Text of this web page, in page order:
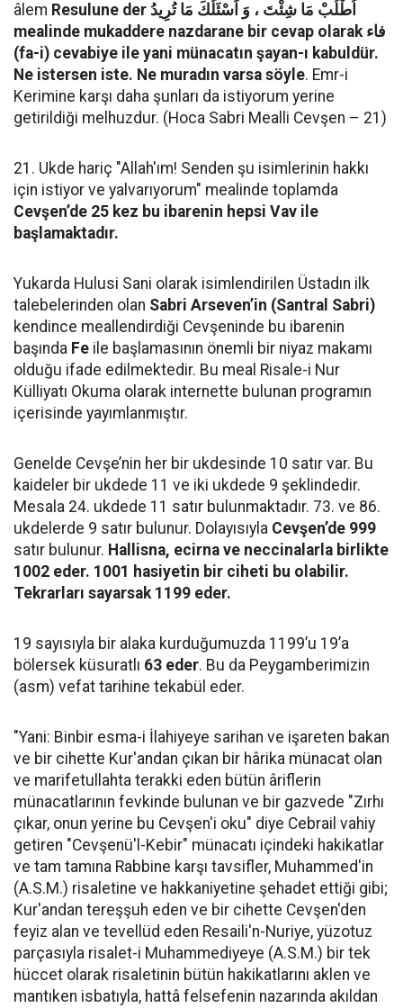
âlem Resulune der اُطْلُبْ مَا شِئْتَ ، وَ اَسْئَلُكَ مَا تُرِيدُ
mealinde mukaddere nazdarane bir cevap olarak فاء
(fa-i) cevabiye ile yani münacatın şayan-ı kabuldür.
Ne istersen iste. Ne muradın varsa söyle. Emr-i
Kerimine karşı daha şunları da istiyorum yerine
getirildiği melhuzdur. (Hoca Sabri Mealli Cevşen – 21)
21. Ukde hariç "Allah'ım! Senden şu isimlerinin hakkı
için istiyor ve yalvarıyorum" mealinde toplamda
Cevşen’de 25 kez bu ibarenin hepsi Vav ile
başlamaktadır.
Yukarda Hulusi Sani olarak isimlendirilen Üstadın ilk
talebelerinden olan Sabri Arseven’in (Santral Sabri)
kendince meallendirdiği Cevşeninde bu ibarenin
başında Fe ile başlamasının önemli bir niyaz makamı
olduğu ifade edilmektedir. Bu meal Risale-i Nur
Külliyatı Okuma olarak internette bulunan programın
içerisinde yayımlanmıştır.
Genelde Cevşe’nin her bir ukdesinde 10 satır var. Bu
kaideler bir ukdede 11 ve iki ukdede 9 şeklindedir.
Mesala 24. ukdede 11 satır bulunmaktadır. 73. ve 86.
ukdelerde 9 satır bulunur. Dolayısıyla Cevşen’de 999
satır bulunur. Hallisna, ecirna ve neccinalarla birlikte
1002 eder. 1001 hasiyetin bir ciheti bu olabilir.
Tekrarları sayarsak 1199 eder.
19 sayısıyla bir alaka kurduğumuzda 1199’u 19’a
bölersek küsuratlı 63 eder. Bu da Peygamberimizin
(asm) vefat tarihine tekabül eder.
"Yani: Binbir esma-i İlahiyeye sarihan ve işareten bakan
ve bir cihette Kur'andan çıkan bir hârika münacat olan
ve marifetullahta terakki eden bütün âriflerin
münacatlarının fevkinde bulunan ve bir gazvede "Zırhı
çıkar, onun yerine bu Cevşen'i oku" diye Cebrail vahiy
getiren "Cevşenü'l-Kebir" münacatı içindeki hakikatlar
ve tam tamına Rabbine karşı tavsifler, Muhammed'in
(A.S.M.) risaletine ve hakkaniyetine şehadet ettiği gibi;
Kur'andan tereşşuh eden ve bir cihette Cevşen'den
feyiz alan ve tevellüd eden Resaili'n-Nuriye, yüzotuz
parçasıyla risalet-i Muhammediyeye (A.S.M.) bir tek
hüccet olarak risaletinin bütün hakikatlarını aklen ve
mantıken isbatıyla, hattâ felsefenin nazarında akıldan